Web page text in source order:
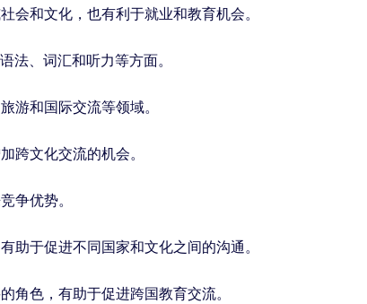
会和文化，也有利于就业和教育机会。
法、词汇和听力等方面。
游和国际交流等领域。
跨文化交流的机会。
争优势。
助于促进不同国家和文化之间的沟通。
角色，有助于促进跨国教育交流。